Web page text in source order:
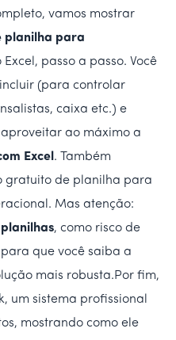
vamos mostrar
planilha para
passo a passo. Você
(para controlar
caixa etc.) e
ao máximo a
Excel . Também
gratuito de planilha para
Mas atenção:
, como risco de
que você saiba a
mais robusta.Por fim,
um sistema profissional
mostrando como ele